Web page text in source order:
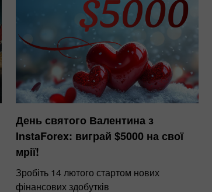
День святого Валентина з
InstaForex: виграй $5000 на свої
мрії!
Зробіть 14 лютого стартом нових
фінансових здобутків